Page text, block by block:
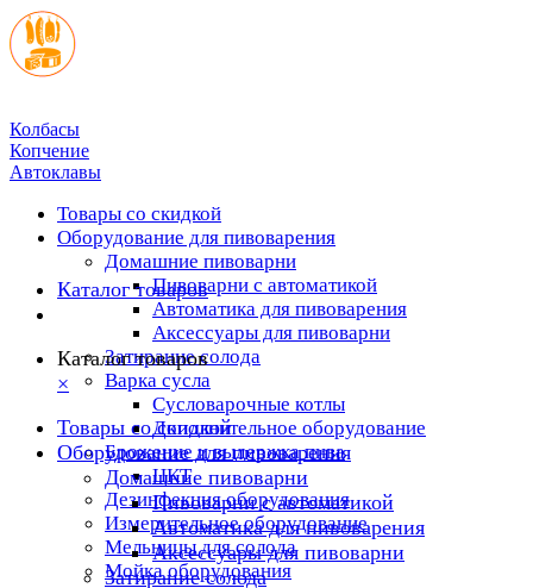
Колбасы
Копчение
Автоклавы
Товары со скидкой
Оборудование для пивоварения
Домашние пивоварни
Пивоварни с автоматикой
Автоматика для пивоварения
Аксессуары для пивоварни
Затирание солода
Варка сусла
Cусловарочные котлы
Дополнительное оборудование
Брожение и выдержка пива
ЦКТ
Дезинфекция оборудования
Измерительное оборудование
Мельницы для солода
Мойка оборудования
Каталог товаров
Каталог товаров
×
Товары со скидкой
Оборудование для пивоварения
Домашние пивоварни
Пивоварни с автоматикой
Автоматика для пивоварения
Аксессуары для пивоварни
Затирание солода